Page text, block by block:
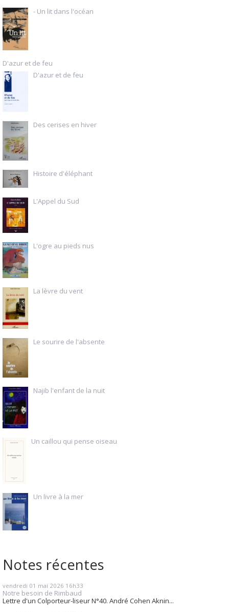
- Un lit dans l'océan
D'azur et de feu
D'azur et de feu
Des cerises en hiver
Histoire d'éléphant
L'Appel du Sud
L'ogre au pieds nus
La lèvre du vent
Le sourire de l'absente
Najib l'enfant de la nuit
Un caillou qui pense oiseau
Un livre à la mer
Notes récentes
vendredi 01 mai 2026 16h33
Notre besoin de Rimbaud
Lettre d'un Colporteur-liseur N°40. André Cohen Aknin...